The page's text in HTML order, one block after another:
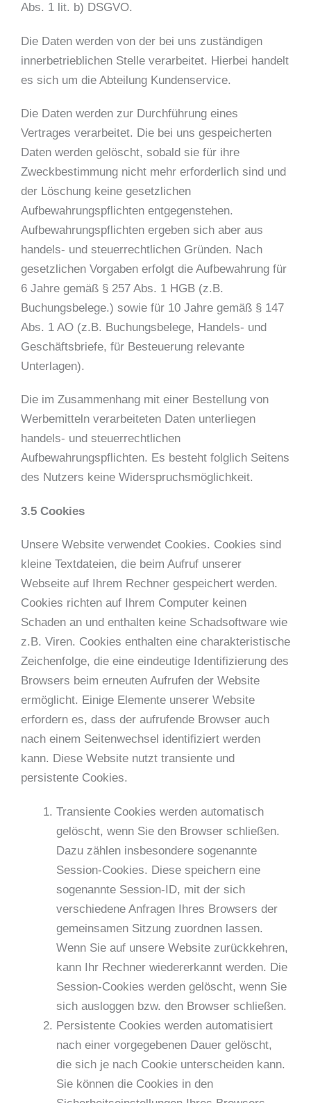
Abs. 1 lit. b) DSGVO.
Die Daten werden von der bei uns zuständigen
innerbetrieblichen Stelle verarbeitet. Hierbei handelt
es sich um die Abteilung Kundenservice.
Die Daten werden zur Durchführung eines
Vertrages verarbeitet. Die bei uns gespeicherten
Daten werden gelöscht, sobald sie für ihre
Zweckbestimmung nicht mehr erforderlich sind und
der Löschung keine gesetzlichen
Aufbewahrungspflichten entgegenstehen.
Aufbewahrungspflichten ergeben sich aber aus
handels- und steuerrechtlichen Gründen. Nach
gesetzlichen Vorgaben erfolgt die Aufbewahrung für
6 Jahre gemäß § 257 Abs. 1 HGB (z.B.
Buchungsbelege.) sowie für 10 Jahre gemäß § 147
Abs. 1 AO (z.B. Buchungsbelege, Handels- und
Geschäftsbriefe, für Besteuerung relevante
Unterlagen).
Die im Zusammenhang mit einer Bestellung von
Werbemitteln verarbeiteten Daten unterliegen
handels- und steuerrechtlichen
Aufbewahrungspflichten. Es besteht folglich Seitens
des Nutzers keine Widerspruchsmöglichkeit.
3.5 Cookies
Unsere Website verwendet Cookies. Cookies sind
kleine Textdateien, die beim Aufruf unserer
Webseite auf Ihrem Rechner gespeichert werden.
Cookies richten auf Ihrem Computer keinen
Schaden an und enthalten keine Schadsoftware wie
z.B. Viren. Cookies enthalten eine charakteristische
Zeichenfolge, die eine eindeutige Identifizierung des
Browsers beim erneuten Aufrufen der Website
ermöglicht. Einige Elemente unserer Website
erfordern es, dass der aufrufende Browser auch
nach einem Seitenwechsel identifiziert werden
kann. Diese Website nutzt transiente und
persistente Cookies.
Transiente Cookies werden automatisch
gelöscht, wenn Sie den Browser schließen.
Dazu zählen insbesondere sogenannte
Session-Cookies. Diese speichern eine
sogenannte Session-ID, mit der sich
verschiedene Anfragen Ihres Browsers der
gemeinsamen Sitzung zuordnen lassen.
Wenn Sie auf unsere Website zurückkehren,
kann Ihr Rechner wiedererkannt werden. Die
Session-Cookies werden gelöscht, wenn Sie
sich ausloggen bzw. den Browser schließen.
Persistente Cookies werden automatisiert
nach einer vorgegebenen Dauer gelöscht,
die sich je nach Cookie unterscheiden kann.
Sie können die Cookies in den